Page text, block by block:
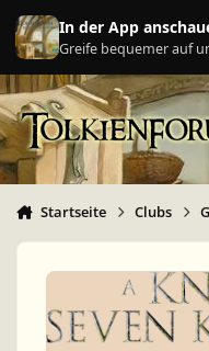
Zu Inhalt springen
In der App
Greife bequemer auf
Startseite Clubs